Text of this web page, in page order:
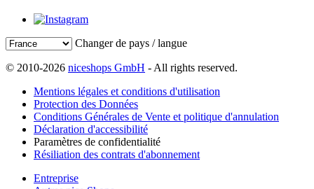
Changer de pays / langue
© 2010-2026 niceshops GmbH - All rights reserved.
Mentions légales et conditions d'utilisation
Protection des Données
Conditions Générales de Vente et politique d'annulation
Déclaration d'accessibilité
Paramètres de confidentialité
Résiliation des contrats d'abonnement
Entreprise